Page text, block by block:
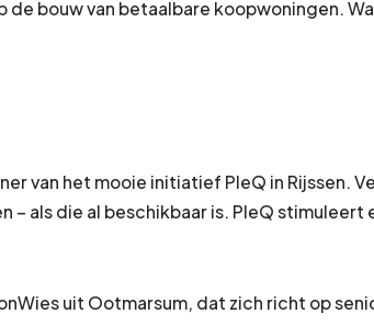
de bouw van betaalbare koopwoningen.
van het mooie initiatief PleQ in Rijssen.
– als die al beschikbaar is. PleQ
uit Ootmarsum, dat zich richt op